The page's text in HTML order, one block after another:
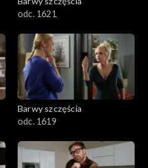
odc. 1621
Barwy szczęścia
odc. 1619